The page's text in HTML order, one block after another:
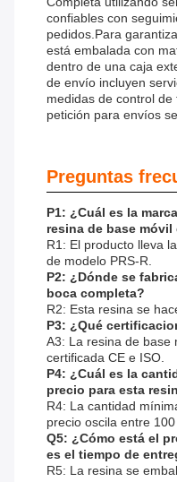
confiables con
pedidos.Para
está embalada con
dentro de una caja
de envío incluyen
medidas de control
petición para envíos
Preguntas
P1: ¿Cuál es la
resina de base
R1: El producto lleva
de modelo PRS-R.
P2: ¿Dónde se
boca completa?
R2: Esta resina se
P3: ¿Qué
A3: La resina de base
certificada CE e ISO.
P4: ¿Cuál es la
precio para esta
R4: La cantidad
precio oscila entre
Q5: ¿Cómo está el
es el tiempo de
R5: La resina se